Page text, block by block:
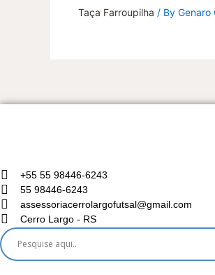
Taça Farroupilha / By Genaro
+55 55 98446-6243
55 98446-6243
assessoriacerrolargofutsal@gmail.com
Cerro Largo - RS